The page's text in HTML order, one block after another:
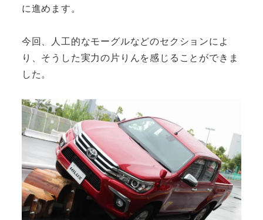
に進めます。
今回、人工的なモーグルなどのセクションによ
り、そうした実力の片りんを感じることができま
した。